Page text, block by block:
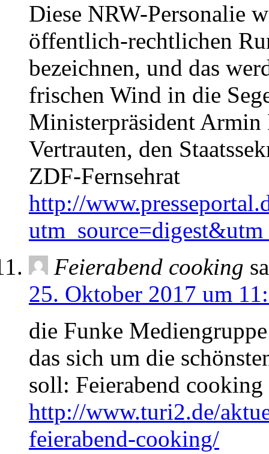
Diese NRW-Personalie
öffentlich-rechtlichen
bezeichnen, und das
frischen Wind in die
Ministerpräsident Armin
Vertrauten, den
ZDF-Fernsehrat
http://
Feierabend cooking
25. Oktober 2017 um
die Funke
das sich um die
soll: Feierabend cooking
http://www.turi2.de/
feierabend-cooking/